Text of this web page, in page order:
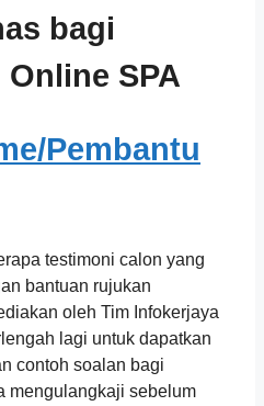
bagi
SPA
Pembantu
testimoni calon yang
bantuan rujukan
oleh Tim Infokerjaya
lagi untuk dapatkan
contoh soalan bagi
mengulangkaji sebelum